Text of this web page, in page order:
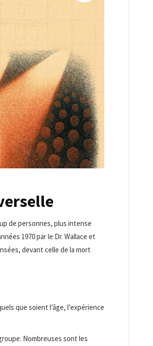
de personnes, plus intense
1970 par le Dr. Wallace et
devant celle de la mort
que soient l’âge, l’expérience
Nombreuses sont les